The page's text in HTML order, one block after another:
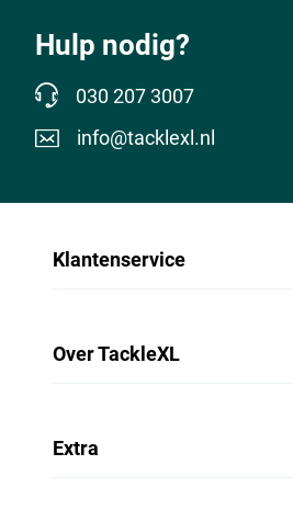
Hulp nodig?
030 207 3007
info@tacklexl.nl
Klantenservice
Over TackleXL
Extra